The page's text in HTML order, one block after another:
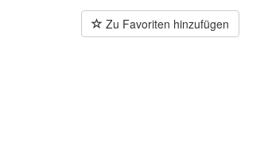
Zu Favoriten hinzufügen